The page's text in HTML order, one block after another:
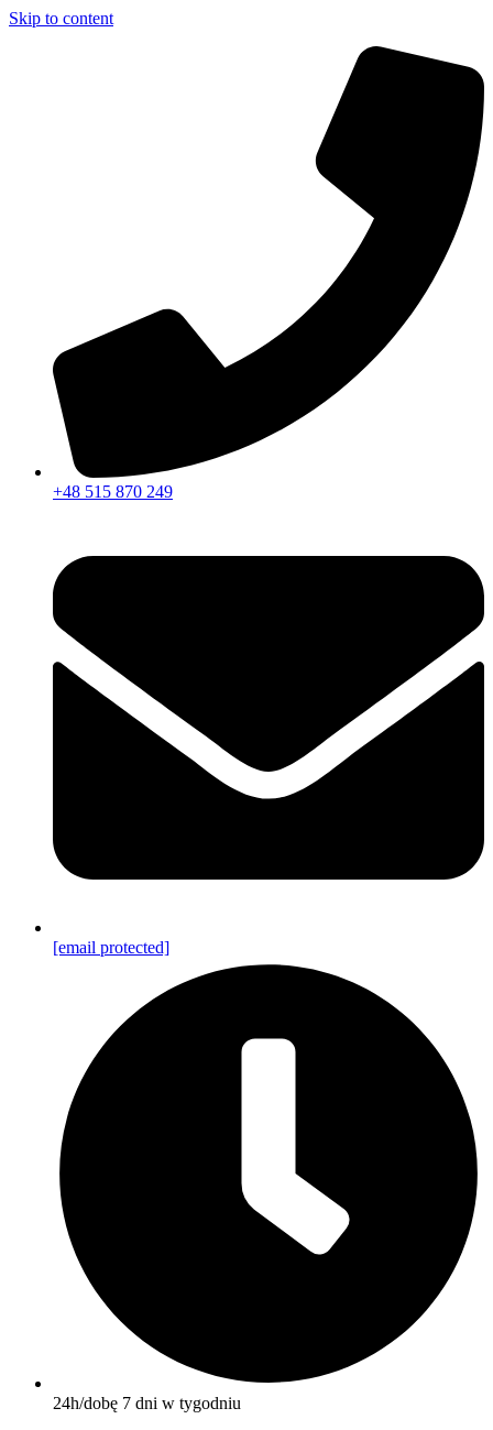
Skip to content
+48 515 870 249
[email protected]
24h/dobę 7 dni w tygodniu